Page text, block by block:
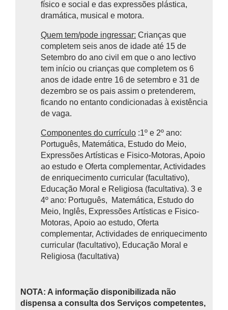
físico e social e das expressões plástica,
dramática, musical e motora.
Quem tem/pode ingressar: Crianças que
completem seis anos de idade até 15 de
Setembro do ano civil em que o ano lectivo
tem início ou crianças que completem os 6
anos de idade entre 16 de setembro e 31 de
dezembro se os pais assim o pretenderem,
ficando no entanto condicionadas à existência
de vaga.
Componentes do currículo :1º e 2º ano:
Português, Matemática, Estudo do Meio,
Expressões Artísticas e Fisico-Motoras, Apoio
ao estudo e Oferta complementar, Actividades
de enriquecimento curricular (facultativo),
Educação Moral e Religiosa (facultativa). 3 e
4º ano: Português, Matemática, Estudo do
Meio, Inglês, Expressões Artísticas e Fisico-
Motoras, Apoio ao estudo, Oferta
complementar, Actividades de enriquecimento
curricular (facultativo), Educação Moral e
Religiosa (facultativa)
NOTA: A informação disponibilizada não
dispensa a consulta dos Serviços competentes,